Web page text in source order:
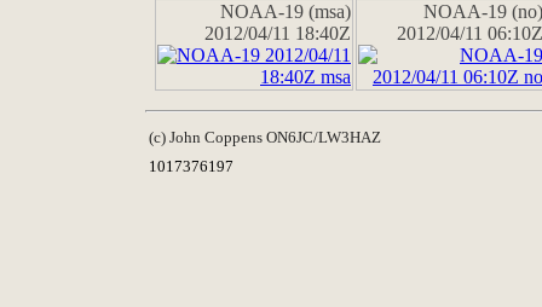
NOAA-19 (msa)
2012/04/11 18:40Z
NOAA-19 (no)
2012/04/11 06:10Z
(c) John Coppens ON6JC/LW3HAZ
1017376197